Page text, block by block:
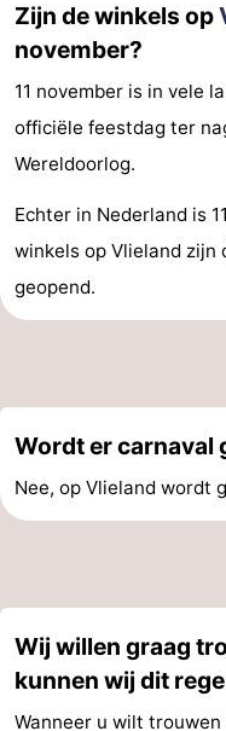
Zijn de winkels op
november?
11 november is in vele
officiële feestdag ter
Wereldoorlog.
Echter in Nederland is
winkels op Vlieland zijn
geopend.
Wordt er carnaval
Nee, op Vlieland wordt
Wij willen graag
kunnen wij dit
Wanneer u wilt